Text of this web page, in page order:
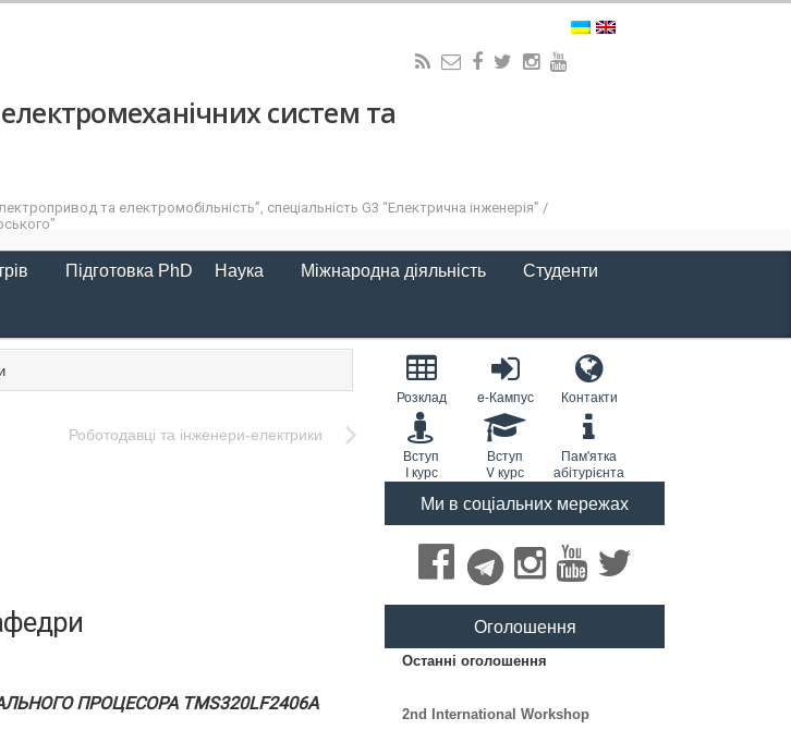
систем та
та електромобільність”, спеціальність G3 “Електрична інженерія” /
Підготовка PhD Наука Міжнародна діяльність Студенти
Роботодавці та інженери-електрики
ПРОЦЕСОРА TMS320LF2406A
Розклад e-Кампус Контакти
Вступ
I курс
Вступ
V курс
Пам'ятка
абітурієнта
Ми в соціальних мережах
Оголошення
Останні оголошення
2nd International Workshop